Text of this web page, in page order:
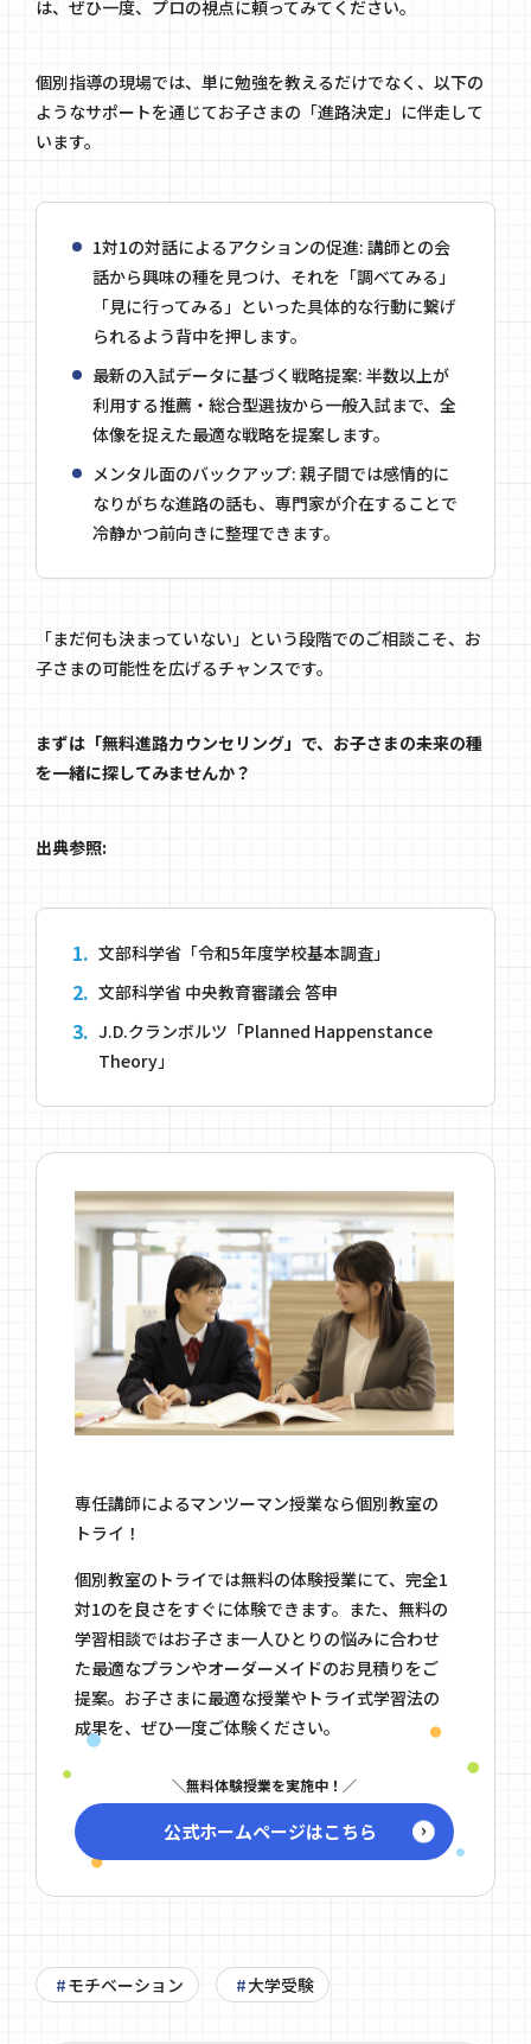
は、ぜひ一度、プロの視点に頼ってみてください。
個別指導の現場では、単に勉強を教えるだけでなく、以下の
ようなサポートを通じてお子さまの「進路決定」に伴走して
います。
1対1の対話によるアクションの促進: 講師との会
話から興味の種を見つけ、それを「調べてみる」
「見に行ってみる」といった具体的な行動に繋げ
られるよう背中を押します。
最新の入試データに基づく戦略提案: 半数以上が
利用する推薦・総合型選抜から一般入試まで、全
体像を捉えた最適な戦略を提案します。
メンタル面のバックアップ: 親子間では感情的に
なりがちな進路の話も、専門家が介在することで
冷静かつ前向きに整理できます。
「まだ何も決まっていない」という段階でのご相談こそ、お
子さまの可能性を広げるチャンスです。
まずは「無料進路カウンセリング」で、お子さまの未来の種
を一緒に探してみませんか？
出典参照:
文部科学省「令和5年度学校基本調査」
文部科学省 中央教育審議会 答申
J.D.クランボルツ「Planned Happenstance
Theory」
専任講師によるマンツーマン授業なら個別教室の
トライ！
個別教室のトライでは無料の体験授業にて、完全1
対1のを良さをすぐに体験できます。また、無料の
学習相談ではお子さま一人ひとりの悩みに合わせ
た最適なプランやオーダーメイドのお見積りをご
提案。お子さまに最適な授業やトライ式学習法の
成果を、ぜひ一度ご体験ください。
無料体験授業を実施中！
公式ホームページはこちら
モチベーション 大学受験